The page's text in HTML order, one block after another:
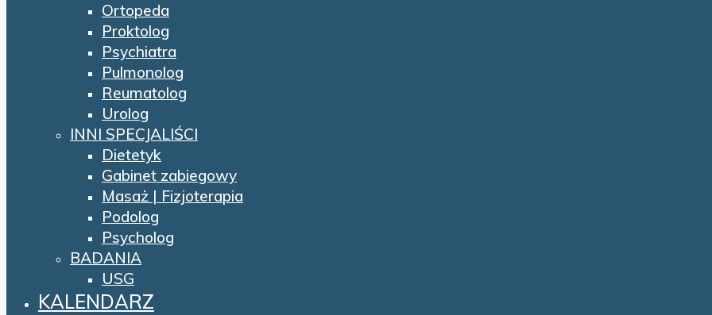
Ortopeda
Proktolog
Psychiatra
Pulmonolog
Reumatolog
Urolog
INNI SPECJALIŚCI
Dietetyk
Gabinet zabiegowy
Masaż | Fizjoterapia
Podolog
Psycholog
BADANIA
USG
KALENDARZ